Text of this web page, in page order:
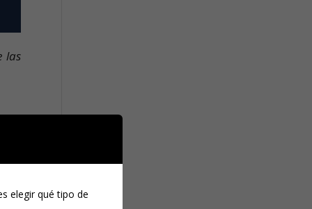
las
elegir qué tipo de